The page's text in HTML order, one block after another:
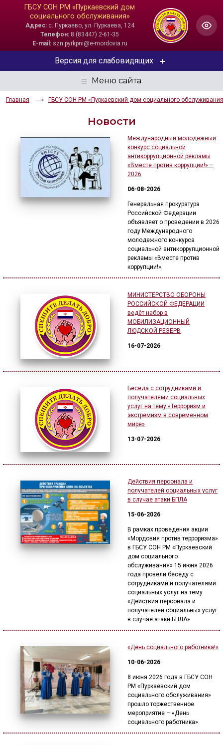
ГБСУ СОН РМ «Пуркаевский дом
социального обслуживания»
Адрес:с. Пуркаево, ул. Пуркаева, 124
Телефон: 8 (83447) 2-61-35
E-mail:szn.pyrkpni@e-mordovia.ru
Главная ГБСУ СОН РМ «Пуркаевский дом социального
Версия для слабовидящих
ЦВЕТОВАЯ СХЕМА
Aa Aa Aa
Aa Aa
ИЗОБРАЖЕНИЯ
Ч/б
🔊 Включить озвучивание
Настройки по умолчанию
Настройки по умолчанию
Новости
Международный молодежный
конкурс социальной
антикоррупционной рекламы
«Вместе против коррупции!» –
2026
06-08-2026
Генеральная прокуратура
Российской Федерации
объявляет о проведении в 2026
году Международного
молодежного конкурса
социальной антикоррупционной
рекламы «Вместе против
коррупции!».
МИНИСТЕРСТВО ОБОРОНЫ
РОССИЙСКОЙ ФЕДЕРАЦИИ
ведёт набор в
МОБИЛИЗАЦИОННЫЙ
ЛЮДСКОЙ РЕЗЕРВ
16-07-2026
Беседа с сотрудниками и
получателями социальных
услуг на тему «Терроризм и
экстремизм в современном
мире»
13-07-2026
Действия персонала и
получателей социальных услуг
в случае атаки БПЛА
15-06-2026
В рамках проведения акции
«Мордовия против терроризма»
в ГБСУ СОН РМ «Пуркаевский
дом социального
обслуживания» 15 июня 2026
года провели беседу с
сотрудниками и получателями
социальных услуг на тему
«Действия персонала и
получателей социальных услуг
в случае атаки БПЛА».
«День социального работника!»
10-06-2026
8 июня 2026 года в ГБСУ СОН
РМ «Пуркаевский дом
социального обслуживания»
прошло торжественное
мероприятие – «День
социального работника».